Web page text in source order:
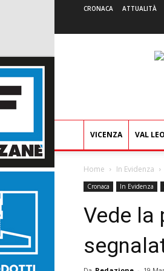
CRONACA ATTUALITÀ
VICENZA VAL
Home In Evidenza
Cronaca In Evidenza
Vede la